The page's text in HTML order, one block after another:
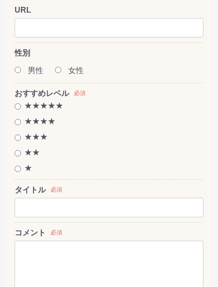
URL
性別
男性 女性
おすすめレベル 必須
★★★★★
★★★★
★★★
★★
★
タイトル 必須
コメント 必須